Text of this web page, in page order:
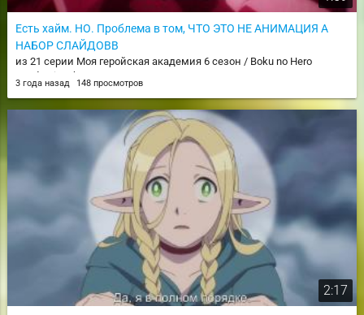
Есть хайм. НО. Проблема в том, ЧТО ЭТО НЕ АНИМАЦИЯ А
НАБОР СЛАЙДОВВ
из 21 серии Моя геройская академия 6 сезон / Boku no Hero
Academia 6th Season
3 года назад 148 просмотров
2:17